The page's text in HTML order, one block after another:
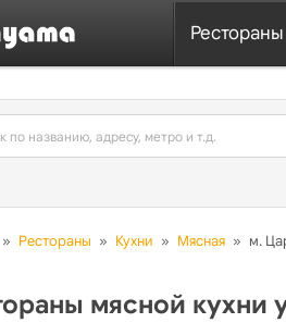
Рестораны
» Рестораны » Кухни » Мясная » м.
мясной кухни